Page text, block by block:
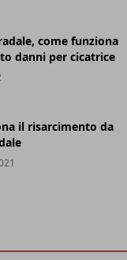
come funziona
danni per cicatrice
il risarcimento da